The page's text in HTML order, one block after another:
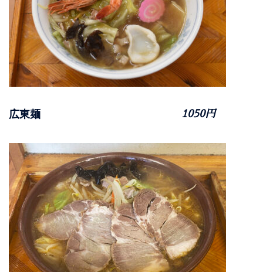
広東麺 1050円